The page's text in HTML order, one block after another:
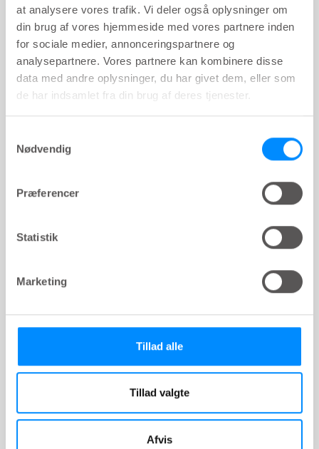
at analysere vores trafik. Vi deler også oplysninger om
din brug af vores hjemmeside med vores partnere inden
for sociale medier, annonceringspartnere og
analysepartnere. Vores partnere kan kombinere disse
data med andre oplysninger, du har givet dem, eller som
de har indsamlet fra din brug af deres tjenester.
Nødvendig
Præferencer
Statistik
Marketing
Tillad alle
Tillad valgte
Afvis
LoFric har en afbalanceret overflade –
og det gør hele forskellen
For at minimere risikoen for mikrotrauma under
daglige kateteriseringer er overfladen yderst
vigtig.
Urotonic™ Surface Technology